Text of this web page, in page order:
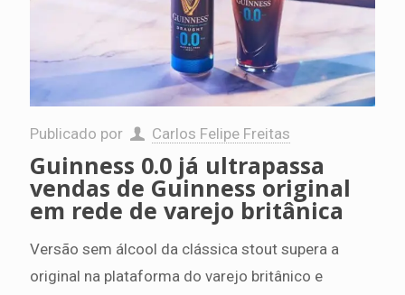
Publicado por Carlos Felipe Freitas
Guinness 0.0 já ultrapassa
vendas de Guinness original
em rede de varejo britânica
Versão sem álcool da clássica stout supera a
original na plataforma do varejo britânico e